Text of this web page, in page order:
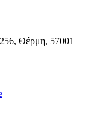
Θέρμη, 57001